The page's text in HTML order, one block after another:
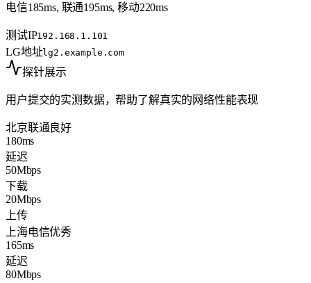
电信185ms, 联通195ms, 移动220ms
测试IP192.168.1.101
LG地址lg2.example.com
探针展示
用户提交的实测数据，帮助了解真实的网络性能表现
北京联通 良好
180ms
延迟
50Mbps
下载
20Mbps
上传
上海电信优秀
165ms
延迟
80Mbps